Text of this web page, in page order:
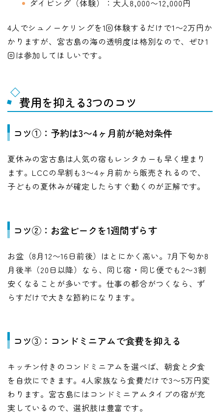
ダイビング（体験）：大人8,000〜12,000円
4人でシュノーケリングを1回体験するだけで1〜2万円か
かりますが、宮古島の海の透明度は格別なので、ぜひ1
回は参加してほしいです。
費用を抑える3つのコツ
コツ①：予約は3〜4ヶ月前が絶対条件
夏休みの宮古島は人気の宿もレンタカーも早く埋まり
ます。LCCの早割も3〜4ヶ月前から販売されるので、
子どもの夏休みが確定したらすぐ動くのが正解です。
コツ②：お盆ピークを1週間ずらす
お盆（8月12〜16日前後）はとにかく高い。7月下旬か8
月後半（20日以降）なら、同じ宿・同じ便でも2〜3割
安くなることが多いです。仕事の都合がつくなら、ず
らすだけで大きな節約になります。
コツ③：コンドミニアムで食費を抑える
キッチン付きのコンドミニアムを選べば、朝食と夕食
を自炊にできます。4人家族なら食費だけで3〜5万円変
わります。宮古島にはコンドミニアムタイプの宿が充
実しているので、選択肢は豊富です。